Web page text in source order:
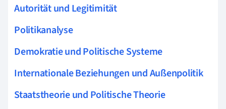
Autorität und Legitimität
Politikanalyse
Demokratie und Politische Systeme
Internationale Beziehungen und Außenpolitik
Staatstheorie und Politische Theorie